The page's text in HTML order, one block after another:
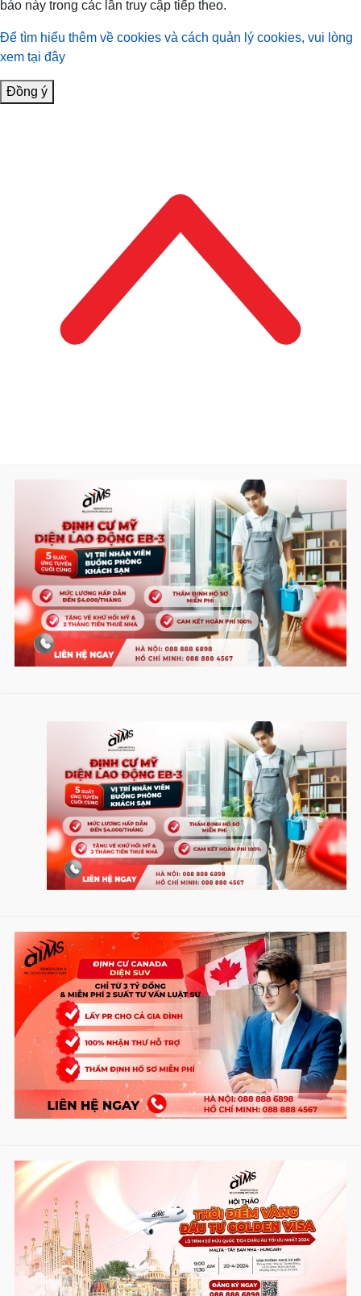
báo này trong các lần truy cập tiếp theo.
Để tìm hiểu thêm về cookies và cách quản lý cookies, vui lòng
xem tại đây
Đồng ý